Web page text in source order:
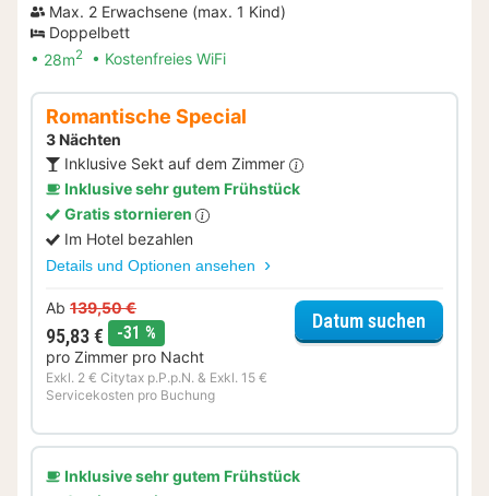
Max. 2 Erwachsene (max. 1 Kind)
Doppelbett
28m2 Kostenfreies WiFi
Romantische Special
3 Nächten
Inklusive Sekt auf dem Zimmer
Inklusive sehr gutem Frühstück
Gratis stornieren
Im Hotel bezahlen
Details und Optionen ansehen
Ab 139,50 €
95,83 € -31 %
pro Zimmer pro Nacht
Exkl. 2 € Citytax p.P.p.N. & Exkl. 15 €
Servicekosten pro Buchung
Datum suchen
Inklusive sehr gutem Frühstück